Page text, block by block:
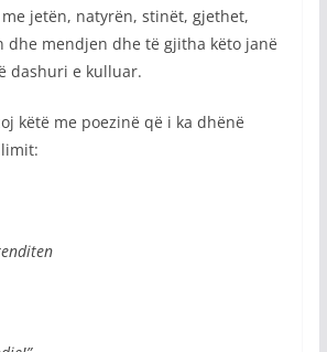
jetën, natyrën, stinët, gjethet,
dhe mendjen dhe të gjitha këto janë
dashuri e kulluar.
këtë me poezinë që i ka dhënë